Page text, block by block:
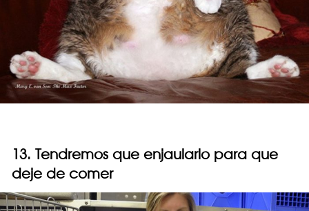
13. Tendremos que enjaularlo para que
deje de comer